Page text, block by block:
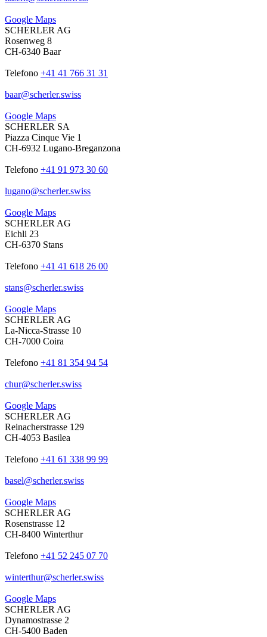
Google Maps
SCHERLER AG
Rosenweg 8
CH-6340 Baar
Telefono +41 41 766 31 31
baar@scherler.swiss
Google Maps
SCHERLER SA
Piazza Cinque Vie 1
CH-6932 Lugano-Breganzona
Telefono +41 91 973 30 60
lugano@scherler.swiss
Google Maps
SCHERLER AG
Eichli 23
CH-6370 Stans
Telefono +41 41 618 26 00
stans@scherler.swiss
Google Maps
SCHERLER AG
La-Nicca-Strasse 10
CH-7000 Coira
Telefono +41 81 354 94 54
chur@scherler.swiss
Google Maps
SCHERLER AG
Reinacherstrasse 129
CH-4053 Basilea
Telefono +41 61 338 99 99
basel@scherler.swiss
Google Maps
SCHERLER AG
Rosenstrasse 12
CH-8400 Winterthur
Telefono +41 52 245 07 70
winterthur@scherler.swiss
Google Maps
SCHERLER AG
Dynamostrasse 2
CH-5400 Baden